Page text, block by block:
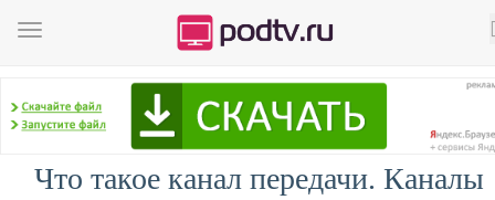
Что такое канал передачи. Каналы